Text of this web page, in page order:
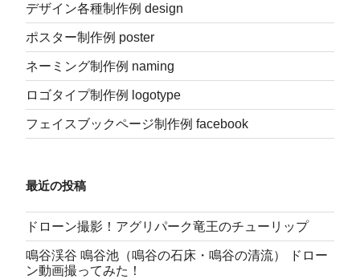
デザイン各種制作例 design
ポスター制作例 poster
ネーミング制作例 naming
ロゴタイプ制作例 logotype
フェイスブックページ制作例 facebook
最近の投稿
ドローン撮影！アグリパーク竜王のチューリップ
鳴谷渓谷 鳴谷池（鳴谷の石床・鳴谷の清流） ドロー
ン動画撮ってみた！